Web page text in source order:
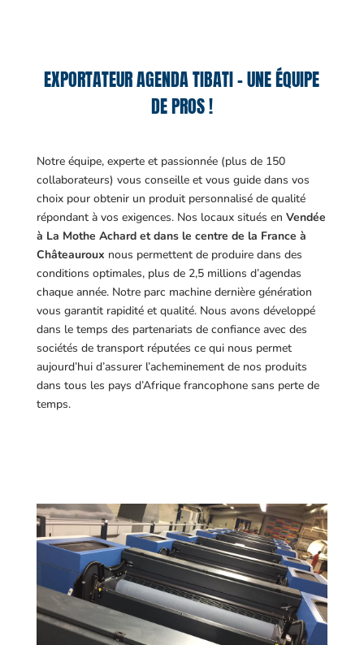
EXPORTATEUR AGENDA TIBATI – UNE ÉQUIPE
DE PROS !
Notre équipe, experte et passionnée (plus de 150
collaborateurs) vous conseille et vous guide dans vos
choix pour obtenir un produit personnalisé de qualité
répondant à vos exigences. Nos locaux situés en Vendée
à La Mothe Achard et dans le centre de la France à
Châteauroux nous permettent de produire dans des
conditions optimales, plus de 2,5 millions d’agendas
chaque année. Notre parc machine dernière génération
vous garantit rapidité et qualité. Nous avons développé
dans le temps des partenariats de confiance avec des
sociétés de transport réputées ce qui nous permet
aujourd’hui d’assurer l’acheminement de nos produits
dans tous les pays d’Afrique francophone sans perte de
temps.